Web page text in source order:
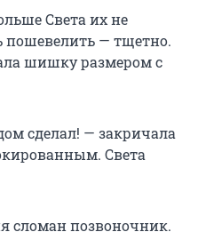
Света их не
пошевелить — тщетно.
шишку размером с
сделал! — закричала
Света
сломан позвоночник.